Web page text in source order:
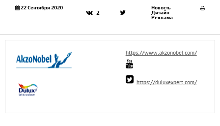
Эко22 Сентября 2020
2
Новость
Дизайн
Реклама
https://www.akzonobel.com/
https://duluxexpert.com/